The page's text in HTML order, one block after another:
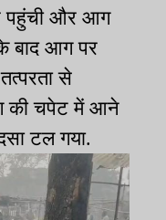
पहुंची और आग
बाद आग पर
से
की चपेट में आने
टल गया.